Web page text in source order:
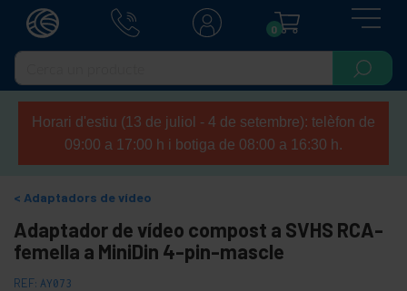
0
Horari d'estiu (13 de juliol - 4 de setembre): telèfon de
09:00 a 17:00 h i botiga de 08:00 a 16:30 h.
Adaptadors de vídeo
Adaptador de vídeo compost a SVHS RCA-
femella a MiniDin 4-pin-mascle
REF: AY073